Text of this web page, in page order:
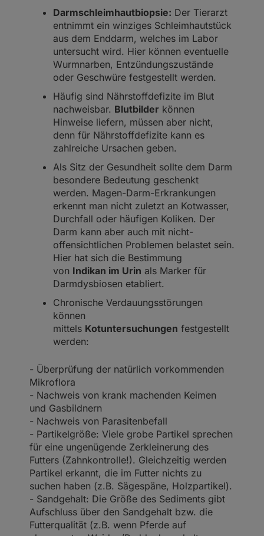
Darmschleimhautbiopsie: Der Tierarzt
entnimmt ein winziges Schleimhautstück
aus dem Enddarm, welches im Labor
untersucht wird. Hier können eventuelle
Wurmnarben, Entzündungszustände
oder Geschwüre festgestellt werden.
Häufig sind Nährstoffdefizite im Blut
nachweisbar. Blutbilder können
Hinweise liefern, müssen aber nicht,
denn für Nährstoffdefizite kann es
zahlreiche Ursachen geben.
Als Sitz der Gesundheit sollte dem Darm
besondere Bedeutung geschenkt
werden. Magen-Darm-Erkrankungen
erkennt man nicht zuletzt an Kotwasser,
Durchfall oder häufigen Koliken. Der
Darm kann aber auch mit nicht-
offensichtlichen Problemen belastet sein.
Hier hat sich die Bestimmung
von Indikan im Urin als Marker für
Darmdysbiosen etabliert.
Chronische Verdauungsstörungen
können
mittels Kotuntersuchungen festgestellt
werden:
- Überprüfung der natürlich vorkommenden
Mikroflora
- Nachweis von krank machenden Keimen
und Gasbildnern
- Nachweis von Parasitenbefall
- Partikelgröße: Viele grobe Partikel sprechen
für eine ungenügende Zerkleinerung des
Futters (Zahnkontrolle!). Gleichzeitig werden
Partikel erkannt, die im Futter nichts zu
suchen haben (z.B. Sägespäne, Holzpartikel).
- Sandgehalt: Die Größe des Sediments gibt
Aufschluss über den Sandgehalt bzw. die
Futterqualität (z.B. wenn Pferde auf